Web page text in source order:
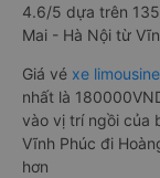
4.6/5 dựa trên
Mai - Hà Nội từ
Giá vé xe
nhất là
vào vị trí ngồi của
Vĩnh Phúc đi
hơn